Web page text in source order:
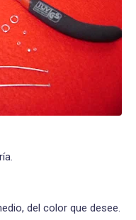
del color que desee.